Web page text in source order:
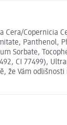
Copernicia
Panthenol,
Sorbate,
CI 77499),
že Vám